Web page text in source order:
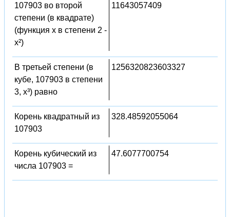
107903 во второй
степени (в квадрате)
(функция x в степени 2 -
x²)
11643057409
В третьей степени (в
кубе, 107903 в степени
3, x³) равно
1256320823603327
Корень квадратный из
107903
328.48592055064
Корень кубический из
числа 107903 =
47.6077700754